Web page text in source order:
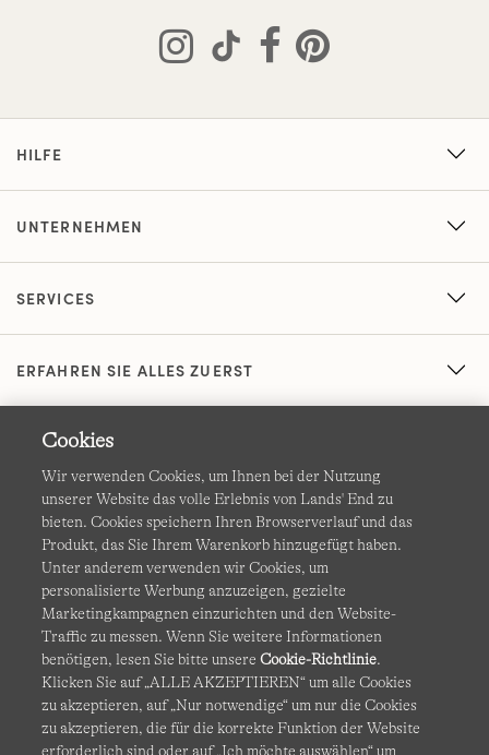
HILFE
UNTERNEHMEN
SERVICES
ERFAHREN SIE ALLES ZUERST
AGB Datenschutz & Sicherheit
Cookies Ich möchte auswählen Barrierefreiheit
Site Map Internationale Websites
Diese Website ist durch reCAPTCHA geschützt. Es gelten die
Datenschutzerklärung undNutzungsbedingungenvon
Cookies
Wir verwenden Cookies, um Ihnen bei der Nutzung
unserer Website das volle Erlebnis von Lands' End zu
bieten. Cookies speichern Ihren Browserverlauf und das
Produkt, das Sie Ihrem Warenkorb hinzugefügt haben.
Unter anderem verwenden wir Cookies, um
personalisierte Werbung anzuzeigen, gezielte
Marketingkampagnen einzurichten und den Website-
Traffic zu messen. Wenn Sie weitere Informationen
benötigen, lesen Sie bitte unsereCookie-Richtlinie.
Klicken Sie auf „ALLE AKZEPTIEREN“ um alle Cookies
zu akzeptieren, auf „Nur notwendige“ um nur die Cookies
zu akzeptieren, die für die korrekte Funktion der Website
erforderlich sind oder auf „Ich möchte auswählen“ um